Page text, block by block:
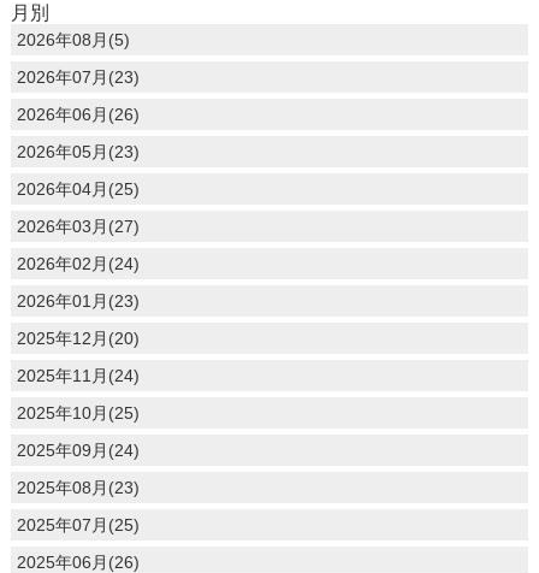
月別
2026年08月(5)
2026年07月(23)
2026年06月(26)
2026年05月(23)
2026年04月(25)
2026年03月(27)
2026年02月(24)
2026年01月(23)
2025年12月(20)
2025年11月(24)
2025年10月(25)
2025年09月(24)
2025年08月(23)
2025年07月(25)
2025年06月(26)